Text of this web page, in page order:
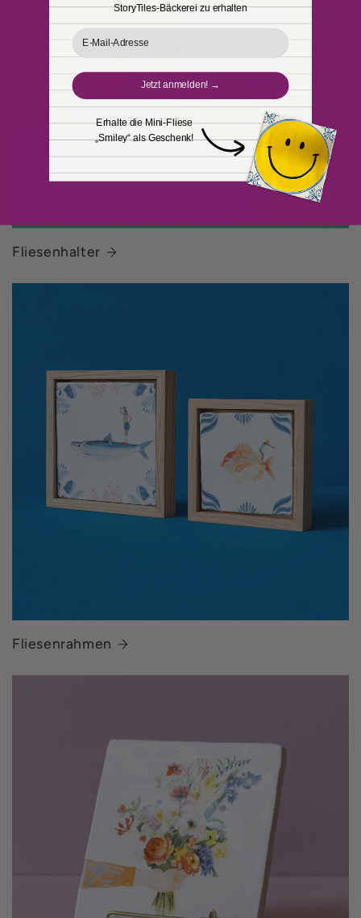
Fliesenhalter
Fliesenrahmen
StoryTiles-Bäckerei zu erhalten
Email
Jetzt anmelden! →
Erhalte die Mini-Fliese
„Smiley“ als Geschenk!